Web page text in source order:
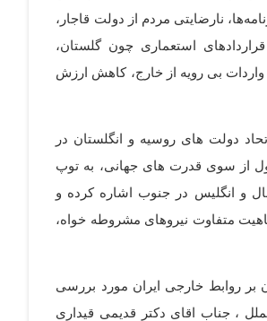
نارضایتی مردم از دولت قاجار،
استعماری چون گلستان،
واردات بی رویه از خارج، کاهش ارزش
دولت های روسیه و انگلستان در
ایران در جنگ جهانی اول از سوی قدرت های جهانی، به توپ
و انگلیس در جنوب اشاره کرده و
متفاوت نیروهای مشروطه خواه،
بر روابط خارجی ایران مورد بررسی
، جناب اقای دکتر قدیمی قیداری